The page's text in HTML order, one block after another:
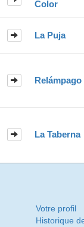
Color
La Puja
Relámpago
La Taberna
Votre profil
Historique